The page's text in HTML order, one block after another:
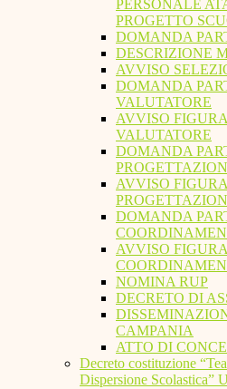
PERSONALE
PROGETTO
DOMANDA
DESCRIZIONE
AVVISO
DOMANDA
VALUTATORE
AVVISO
VALUTATORE
DOMANDA
AVVISO
DOMANDA
AVVISO
NOMINA RUP
DECRETO DI
CAMPANIA
ATTO DI
Decreto costituzione
Dispersione Scolastica”